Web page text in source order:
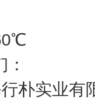
度
朴实业有